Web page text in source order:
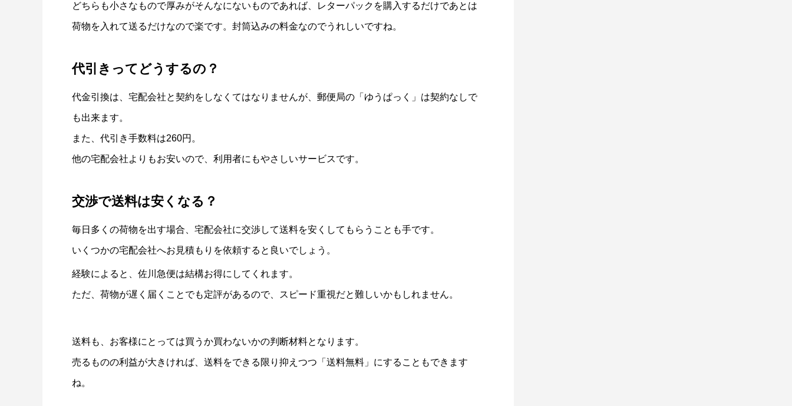
どちらも小さなもので厚みがそんなにないものであれば、レターパックを購入するだけであとは
荷物を入れて送るだけなので楽です。封筒込みの料金なのでうれしいですね。
代引きってどうするの？
代金引換は、宅配会社と契約をしなくてはなりませんが、郵便局の「ゆうぱっく」は契約なしで
も出来ます。
また、代引き手数料は260円。
他の宅配会社よりもお安いので、利用者にもやさしいサービスです。
交渉で送料は安くなる？
毎日多くの荷物を出す場合、宅配会社に交渉して送料を安くしてもらうことも手です。
いくつかの宅配会社へお見積もりを依頼すると良いでしょう。
経験によると、佐川急便は結構お得にしてくれます。
ただ、荷物が遅く届くことでも定評があるので、スピード重視だと難しいかもしれません。
送料も、お客様にとっては買うか買わないかの判断材料となります。
売るものの利益が大きければ、送料をできる限り抑えつつ「送料無料」にすることもできます
ね。